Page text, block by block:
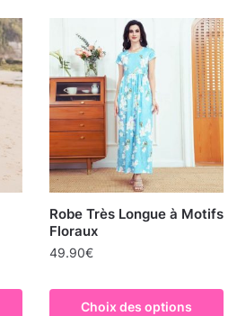
Robe Très Longue à Motifs
Floraux
49.90€
Choix des options